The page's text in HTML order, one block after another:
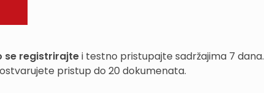
se registrirajtei testno pristupajte sadržajima 7 dana.
pristup do 20 dokumenata.